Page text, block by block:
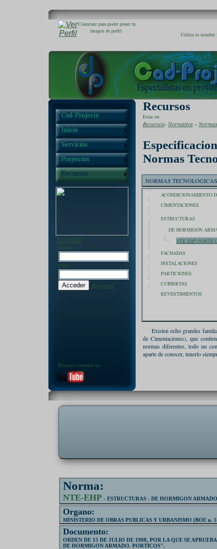
Conectate para poder poner tu
imagen de perfil.
Utiliza tu nombre
Acceder
Nombre:
Clave:
Registrarse
Buscanos tambien en:
Recursos
Estas en:
Recursos› Normativa ›
Normas
NORMAS
ACONDICIONAMIENTO
CIMENTACIONES
ESTRUCTURAS
DE HORMIGON
NTE EHP
FACHADAS
INSTALACIONES
PARTICIONES
CUBIERTAS
REVESTIMIENTOS
Existen ocho grandes
de Cimentaciones), que
normas diferentes, todo un
aparte de conocer, tenerlo
Norma:
NTE-EHP - ESTRUCTURAS - DE HORMIGON
Organo:
MINISTERIO DE OBRAS PUBLICAS Y URBANISMO (BOE n.
Documento:
ORDEN DE 15 DE JULIO DE 1988, POR LA QUE SE
DE HORMIGON ARMADO. PORTICOS".